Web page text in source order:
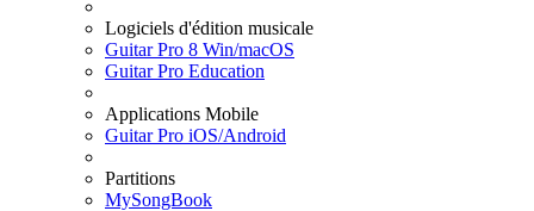
Logiciels d'édition musicale
Guitar Pro 8 Win/macOS
Guitar Pro Education
Applications Mobile
Guitar Pro iOS/Android
Partitions
MySongBook